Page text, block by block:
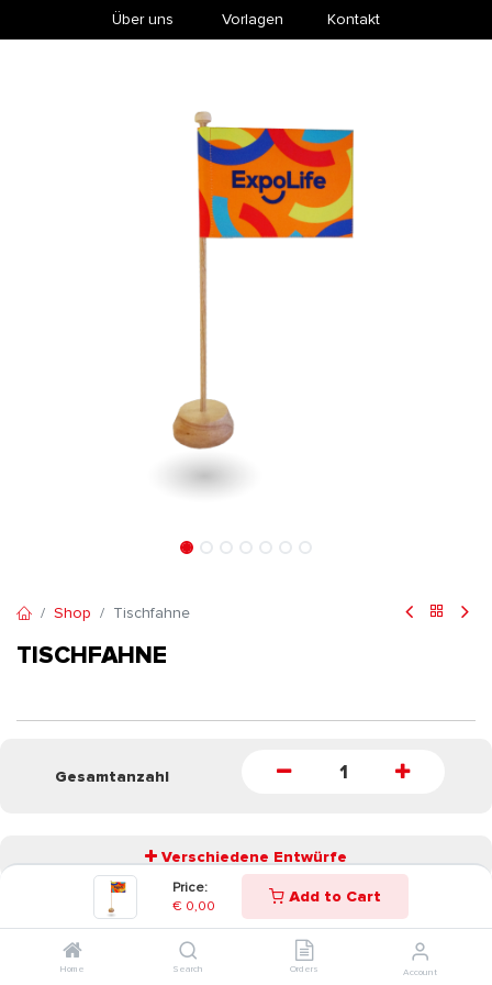
Price:
€ 0,00 Add to Cart
Home Search Orders Account
Über uns ​Vorlagen Kontakt
Shop Tischfahne
TISCHFAHNE
Gesamtanzahl
Verschiedene Entwürfe
START